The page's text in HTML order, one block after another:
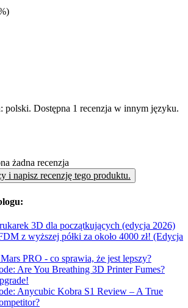
Dostępna 1 recenzja w innym języku.
żadna recenzja
i napisz recenzję tego produktu.
3D dla początkujących (edycja 2026)
z wyższej półki za około 4000 zł! (Edycja
PRO - co sprawia, że jest lepszy?
Are You Breathing 3D Printer Fumes?
Anycubic Kobra S1 Review – A True